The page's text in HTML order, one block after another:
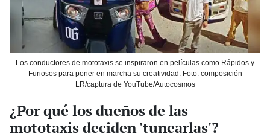
Los conductores de mototaxis se inspiraron en películas como Rápidos y
Furiosos para poner en marcha su creatividad. Foto: composición
LR/captura de YouTube/Autocosmos
¿Por qué los dueños de las
mototaxis deciden 'tunearlas'?